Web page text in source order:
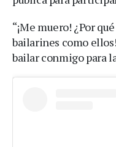
“¡Me muero! ¿Por
bailarines como
bailar conmigo para